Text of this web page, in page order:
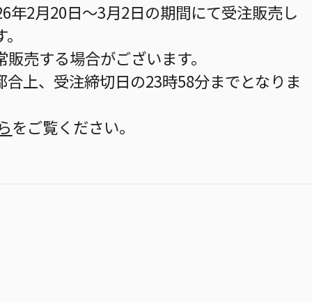
2月20日～3月2日の期間にて受注販売し
売する場合がございます。
上、受注締切日の23時58分までとなりま
をご覧ください。